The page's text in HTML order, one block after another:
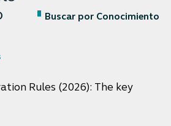
Buscar por Conocimiento
Rules (2026): The key